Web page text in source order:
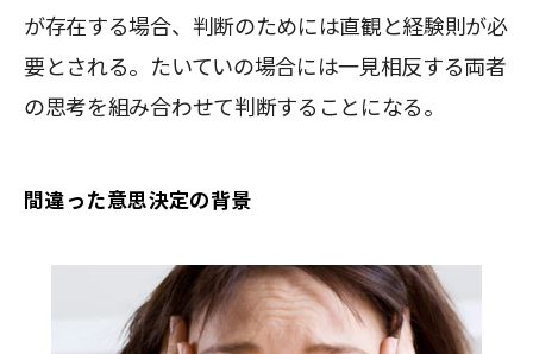
が存在する場合、判断のためには直観と経験則が必
要とされる。たいていの場合には一見相反する両者
の思考を組み合わせて判断することになる。
間違った意思決定の背景